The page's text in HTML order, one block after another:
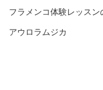
フラメンコ体験レッスン
アウロラムジカ